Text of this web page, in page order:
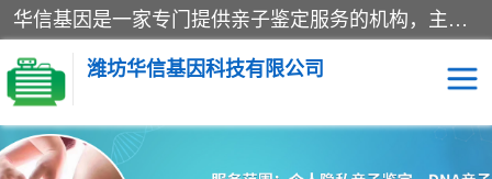
华信基因是一家专门提供亲子鉴定服务的机构，主要业务：济南亲子鉴定、临沂亲子鉴定、菏泽亲子鉴定、淄博亲子鉴定、青岛亲子鉴定、日照亲子鉴定、临朐亲子鉴定、寿光亲子鉴定等，联合广州、上海、北京、深圳、杭州、武汉、成都、合肥、贵阳、沈阳等地区有法医物证鉴定机构及基因检测公司，为国内外客户提供便捷的DNA鉴定服务。
潍坊华信基因科技有限公司